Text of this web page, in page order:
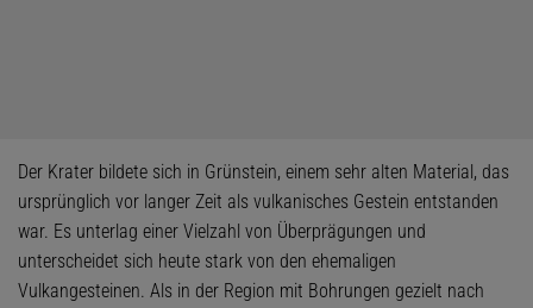
Der Krater bildete sich in Grünstein, einem sehr alten Material, das
ursprünglich vor langer Zeit als vulkanisches Gestein entstanden
war. Es unterlag einer Vielzahl von Überprägungen und
unterscheidet sich heute stark von den ehemaligen
Vulkangesteinen. Als in der Region mit Bohrungen gezielt nach